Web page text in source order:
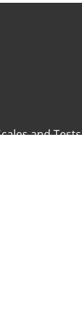
and Tests